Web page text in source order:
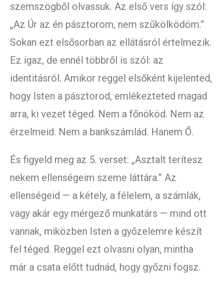
szemszögből olvassuk. Az első vers így szól:
„Az Úr az én pásztorom, nem szűkölködöm.”
Sokan ezt elsősorban az ellátásról értelmezik.
Ez igaz, de ennél többről is szól: az
identitásról. Amikor reggel elsőként kijelented,
hogy Isten a pásztorod, emlékezteted magad
arra, ki vezet téged. Nem a főnököd. Nem az
érzelmeid. Nem a bankszámlád. Hanem Ő.
És figyeld meg az 5. verset: „Asztalt terítesz
nekem ellenségeim szeme láttára.” Az
ellenségeid — a kétely, a félelem, a számlák,
vagy akár egy mérgező munkatárs — mind ott
vannak, miközben Isten a győzelemre készít
fel téged. Reggel ezt olvasni olyan, mintha
már a csata előtt tudnád, hogy győzni fogsz.